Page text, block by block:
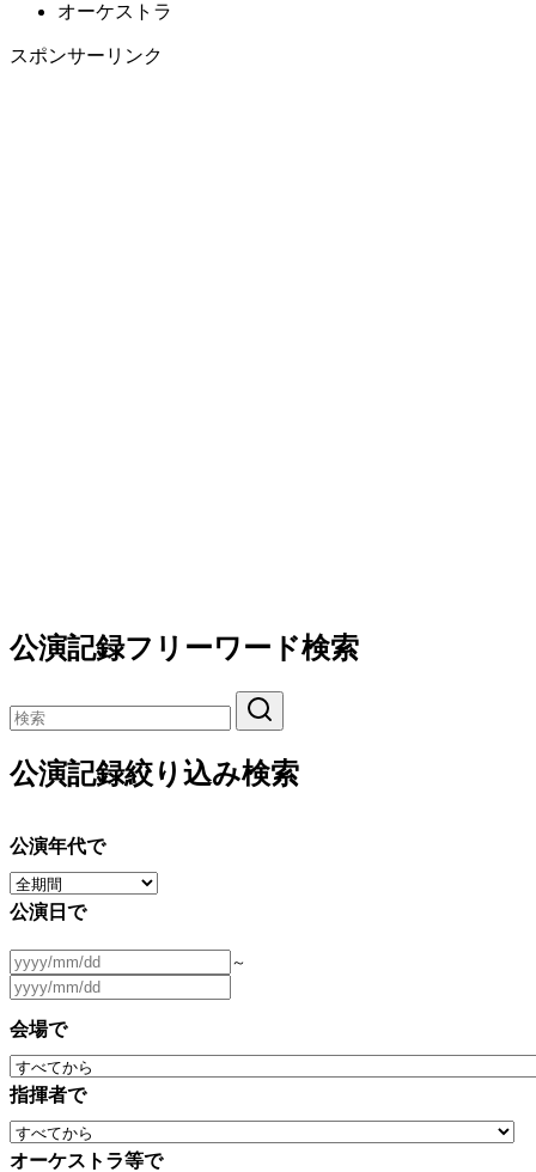
オーケストラ
スポンサーリンク
公演記録フリーワード検索
公演記録絞り込み検索
公演年代で
公演日で
～
会場で
指揮者で
オーケストラ等で